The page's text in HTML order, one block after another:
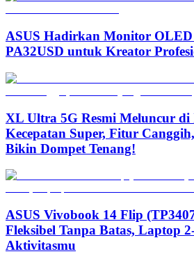
ASUS Hadirkan Monitor
PA32USD untuk Kreator
XL Ultra 5G Resmi Meluncur di
Kecepatan Super, Fitur
Bikin Dompet Tenang!
ASUS Vivobook 14 Flip
Fleksibel Tanpa Batas, Laptop
Aktivitasmu